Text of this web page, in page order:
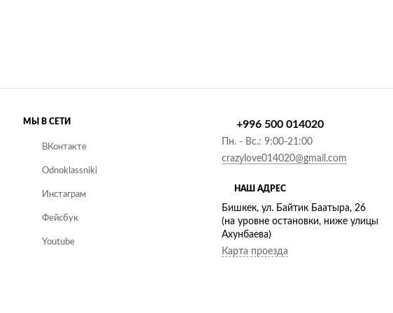
МЫ В СЕТИ
ВКонтакте
Odnoklassniki
Инстаграм
Фейсбук
Youtube
НАШ АДРЕС
Бишкек, ул. Байтик Баатыра, 26
(на уровне остановки, ниже улицы
Ахунбаева)
Карта проезда
+996 500 014020
Пн. - Вс.: 9:00-21:00
crazylove014020@gmail.com